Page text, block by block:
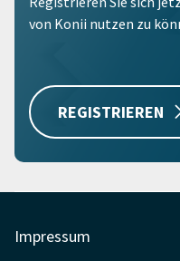
von Konii nutzen zu
REGISTRIEREN
Impressum